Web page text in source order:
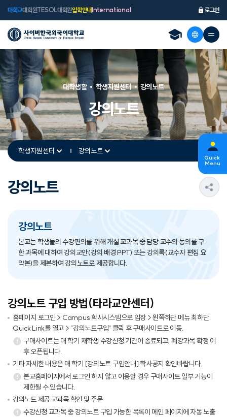
대학교대학원TESOL대학원입학안내 International 로그인
강의노트
대학생활 학생지원센터 강의노트
학생지원센터 강의노트
강의노트
강의노트
본교는 학생들의 수강편의를 위해 개설 교과목 중 담당 교수의 동의를 구
한 과목에 대하여 강의교안(강의 배경 PPT) 또는 강의록(교수자 편집 요
약본)을 제본하여 강의노트로 제공합니다.
강의노트 구입 방법(타라교안센터)
홈페이지 로그인 > Campus 학사시스템으로 입장 > 왼쪽하단 메뉴 최하단
Quick Link를 열고 > "강의노트구입" 클릭 후 구매사이트로 이동.
구매사이트는 매 학기 재학생 수강신청 기간이 종료되고, 폐강과목 확정 이
후 오픈됩니다.
기타 자세한 내용은 매 학기 [강의노트 구입안내] 학사공지 확인바랍니다.
본교홈페이지에서 로그인 하지 않고 이용할 경우 구매사이트 일부 기능이
제한될 수 있습니다.
강의노트 제공 교과목 확인 및 주문
수강신청 교과목 중 강의노트 구입 가능한 목록이 메인 페이지에 자동 노출
Quick
Menu